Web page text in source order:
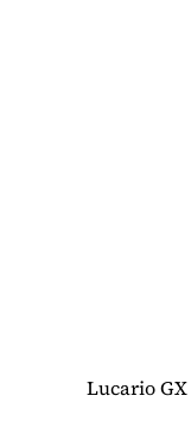
Lucario GX